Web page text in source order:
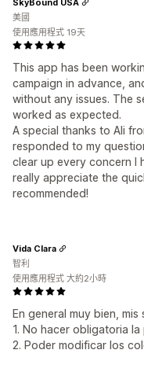
This app has been
campaign in advance,
without any issues. The
worked as expected.
A special thanks to Ali
responded to my
clear up every concern I
really appreciate the
recommended!
SkyBound USA
美國
使用應用程式 19天
En general muy bien, mis
1. No hacer obligatoria
2. Poder modificar los
Vida Clara
智利
使用應用程式 大約2小時